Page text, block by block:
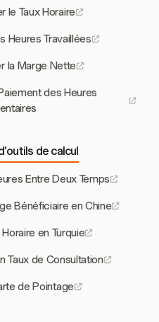
le Taux Horaire
Heures Travaillées
la Marge Nette
des Heures
de calcul
Entre Deux Temps
Bénéficiaire en Chine
en Turquie
Taux de Consultation
de Pointage